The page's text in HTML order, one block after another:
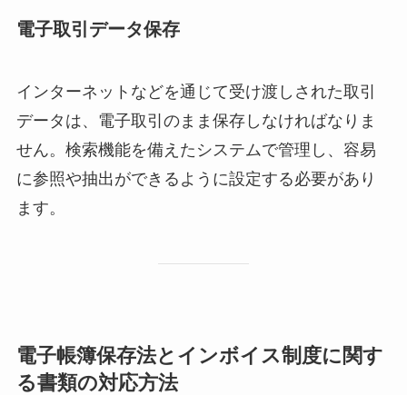
電子取引データ保存
インターネットなどを通じて受け渡しされた取引
データは、電子取引のまま保存しなければなりま
せん。検索機能を備えたシステムで管理し、容易
に参照や抽出ができるように設定する必要があり
ます。
電子帳簿保存法とインボイス制度に関す
る書類の対応方法